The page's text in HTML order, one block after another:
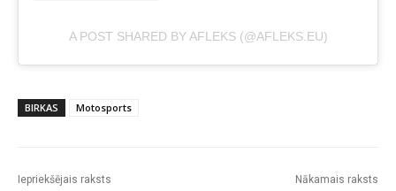
A POST SHARED BY AFLEKS (@AFLEKS.EU)
BIRKAS Motosports
Iepriekšējais raksts Nākamais raksts